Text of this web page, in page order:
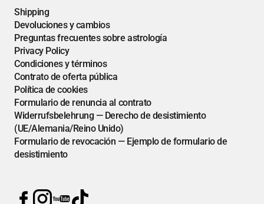
Shipping
Devoluciones y cambios
Preguntas frecuentes sobre astrología
Privacy Policy
Condiciones y términos
Contrato de oferta pública
Política de cookies
Formulario de renuncia al contrato
Widerrufsbelehrung — Derecho de desistimiento
(UE/Alemania/Reino Unido)
Formulario de revocación — Ejemplo de formulario de
desistimiento